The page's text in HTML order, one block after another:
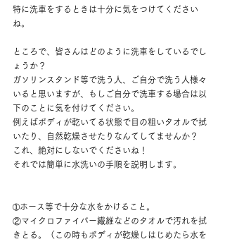
特に洗車をするときは十分に気をつけてください
ね。
ところで、皆さんはどのように洗車をしているでし
ょうか？
ガソリンスタンド等で洗う人、ご自分で洗う人様々
いると思いますが、もしご自分で洗車する場合は以
下のことに気を付けてください。
例えばボディが乾いてる状態で目の粗いタオルで拭
いたり、自然乾燥させたりなんてしてませんか？
これ、絶対にしないでくださいね！
それでは簡単に水洗いの手順を説明します。
➀ホース等で十分な水をかけること。
②マイクロファイバー繊維などのタオルで汚れを拭
きとる。（この時もボディが乾燥しはじめたら水を